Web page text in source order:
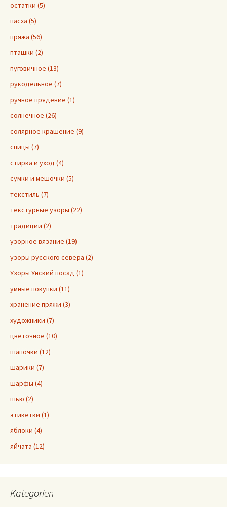
остатки (5)
пасха (5)
пряжа (56)
пташки (2)
пуговичное (13)
рукодельное (7)
ручное прядение (1)
солнечное (26)
солярное крашение (9)
спицы (7)
стирка и уход (4)
сумки и мешочки (5)
текстиль (7)
текстурные узоры (22)
традиции (2)
узорное вязание (19)
узоры русского севера (2)
Узоры Унский посад (1)
умные покупки (11)
хранение пряжи (3)
художники (7)
цветочное (10)
шапочки (12)
шарики (7)
шарфы (4)
шью (2)
этикетки (1)
яблоки (4)
яйчата (12)
Kategorien